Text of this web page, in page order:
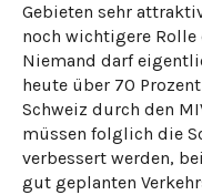
Gebieten sehr
noch wichtigere
Niemand darf
heute über 70
Schweiz durch den
müssen folglich die
verbessert werden,
gut geplanten